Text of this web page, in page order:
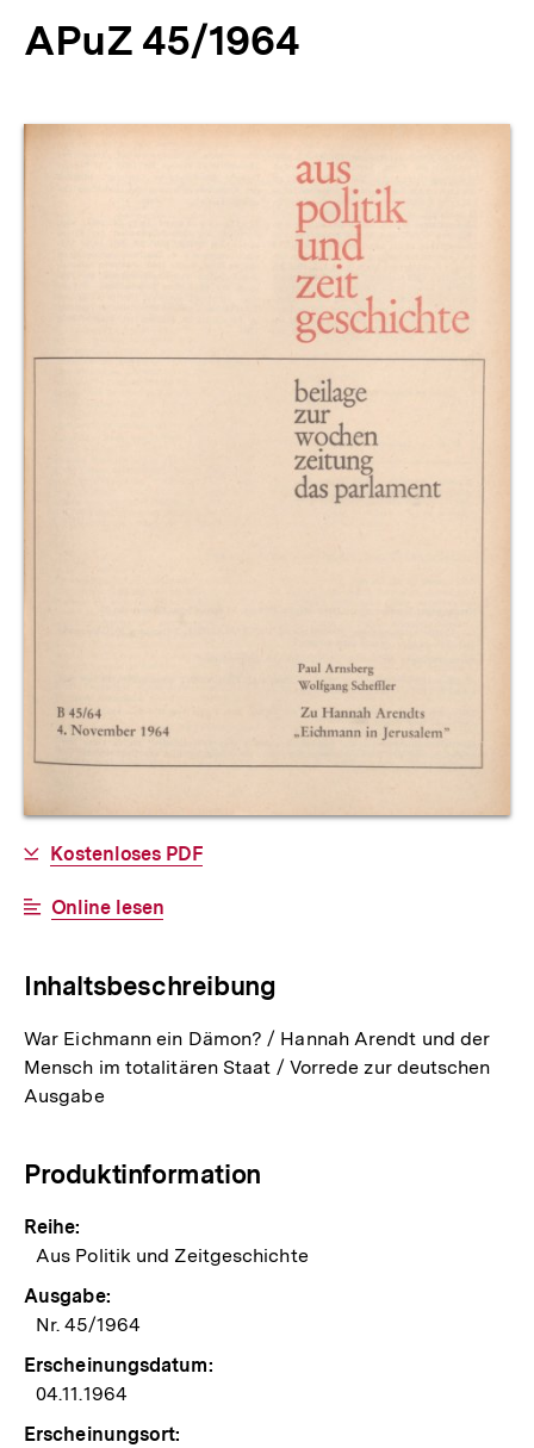
APuZ 45/1964
Produktvorschau
Allgemeine
Informationen
Download-
Kostenloses PDF
Interner
Online lesen
Inhaltsbeschreibung
War Eichmann ein Dämon? / Hannah Arendt und der
Mensch im totalitären Staat / Vorrede zur deutschen
Ausgabe
Produktinformation
Reihe:
Aus Politik und Zeitgeschichte
Ausgabe:
Nr. 45/1964
Erscheinungsdatum:
04.11.1964
Erscheinungsort: